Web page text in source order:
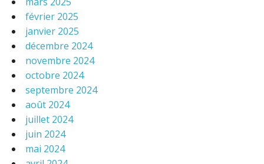
février 2025
janvier 2025
décembre 2024
novembre 2024
octobre 2024
septembre 2024
août 2024
juillet 2024
juin 2024
mai 2024